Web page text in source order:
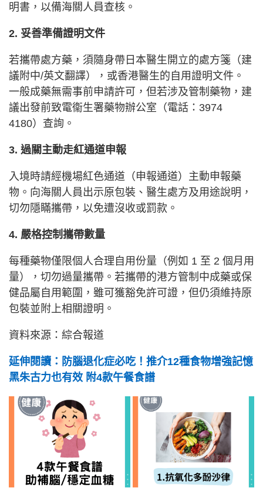
明書，以備海關人員查核。
2. 妥善準備證明文件
若攜帶處方藥，須隨身帶日本醫生開立的處方箋（建
議附中/英文翻譯），或香港醫生的自用證明文件。
一般成藥無需事前申請許可，但若涉及管制藥物，建
議出發前致電衞生署藥物辦公室（電話：3974
4180）查詢。
3. 過關主動走紅通道申報
入境時請經機場紅色通道（申報通道）主動申報藥
物。向海關人員出示原包裝、醫生處方及用途說明，
切勿隱瞞攜帶，以免遭沒收或罰款。
4. 嚴格控制攜帶數量
每種藥物僅限個人合理自用份量（例如 1 至 2 個月用
量），切勿過量攜帶。若攜帶的港方管制中成藥或保
健品屬自用範圍，雖可獲豁免許可證，但仍須維持原
包裝並附上相關證明。
資料來源：綜合報道
延伸閱讀：防腦退化症必吃！推介12種食物增強記憶
黑朱古力也有效 附4款午餐食譜